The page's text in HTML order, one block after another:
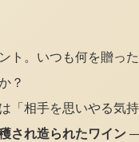
ト。いつも何を贈っ
？
「相手を思いやる気持
され造られたワイン